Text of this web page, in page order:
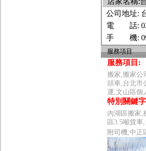
公司地址:
電 話:
手 機:
服務項目
服務項目:
搬家,搬家公
頭車,台北市
運,文山區個
特別關鍵
內湖區搬家,
區3.5噸貨
附司機,中正